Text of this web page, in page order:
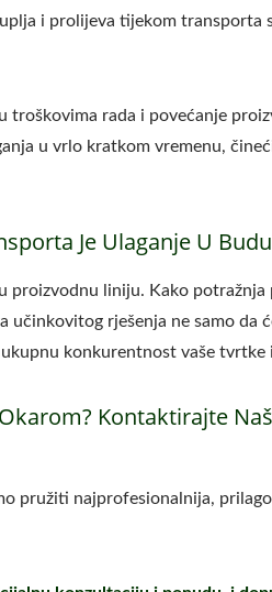
i prolijeva tijekom transporta
troškovima rada i povećanje
u vrlo kratkom vremenu,
Je Ulaganje U
proizvodnu liniju. Kako
rješenja ne samo da
konkurentnost vaše tvrtke
Kontaktirajte
pružiti najprofesionalnija,